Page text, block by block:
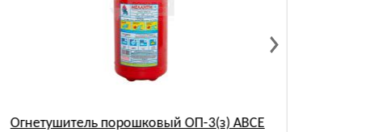
Огнетушитель порошковый ОП-3(з) АВСЕ